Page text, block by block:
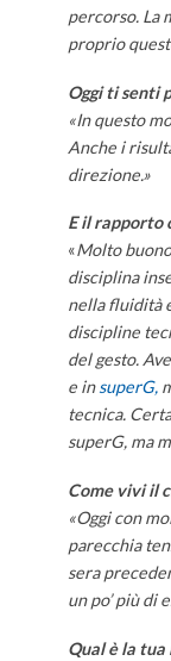
percorso. La
proprio
Oggi ti senti
«In questo
Anche i
direzione.»
E il rapporto
«Molto
disciplina
nella fluidità
discipline
del gesto.
e insuperG,
tecnica.
superG, ma
Come vivi il
«Oggi con
parecchia
sera
un po’ più di
Qual è la tua